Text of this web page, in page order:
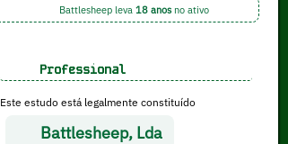
Battlesheep leva 18 anosno ativo
Professional
Este estudo está legalmente constituído
Battlesheep, Lda